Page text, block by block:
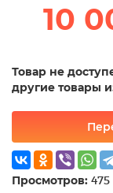
10
Товар не
другие товары
Просмотров: 475